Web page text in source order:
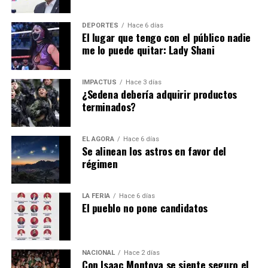
Hasta la fecha todavía es un misterio el motivo de la
renuncia de
Alfredo Vázquez… pero es de sabios
cambiar de opinión y la decisión está en el escritorio de
Pedro Rodríguez
un trabajo conjunto.
DEPORTES Hace 6 días
El lugar que tengo con el público nadie
me lo puede quitar: Lady Shani
IMPACTUS Hace 3 días
¿Sedena debería adquirir productos
terminados?
EL ÁGORA Hace 6 días
Se alinean los astros en favor del
régimen
LA FERIA Hace 6 días
El pueblo no pone candidatos
NACIONAL Hace 2 días
Con Isaac Montoya se siente seguro el